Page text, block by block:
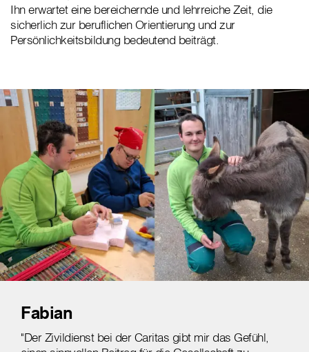
Ihn erwartet eine bereichernde und lehrreiche Zeit, die
sicherlich zur beruflichen Orientierung und zur
Persönlichkeitsbildung bedeutend beiträgt.
Fabian
"Der Zivildienst bei der Caritas gibt mir das Gefühl,